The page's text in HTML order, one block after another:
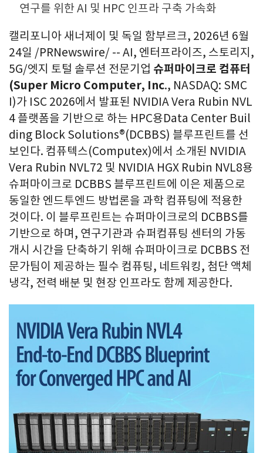
연구를 위한 AI 및 HPC 인프라 구축 가속화
캘리포니아 새너제이 및 독일 함부르크, 2026년 6월
24일 /PRNewswire/ -- AI, 엔터프라이즈, 스토리지,
5G/엣지 토털 솔루션 전문기업 슈퍼마이크로 컴퓨터
(Super Micro Computer, Inc., NASDAQ: SMC
I)가 ISC 2026에서 발표된 NVIDIA Vera Rubin NVL
4 플랫폼을 기반으로 하는 HPC용Data Center Buil
ding Block Solutions®(DCBBS) 블루프린트를 선
보인다. 컴퓨텍스(Computex)에서 소개된 NVIDIA
Vera Rubin NVL72 및 NVIDIA HGX Rubin NVL8용
슈퍼마이크로 DCBBS 블루프린트에 이은 제품으로
동일한 엔드투엔드 방법론을 과학 컴퓨팅에 적용한
것이다. 이 블루프린트는 슈퍼마이크로의 DCBBS를
기반으로 하며, 연구기관과 슈퍼컴퓨팅 센터의 가동
개시 시간을 단축하기 위해 슈퍼마이크로 DCBBS 전
문가팀이 제공하는 필수 컴퓨팅, 네트워킹, 첨단 액체
냉각, 전력 배분 및 현장 인프라도 함께 제공한다.